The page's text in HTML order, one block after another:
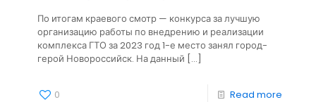
По итогам краевого смотр — конкурса за лучшую
организацию работы по внедрению и реализации
комплекса ГТО за 2023 год 1-е место занял город-
герой Новороссийск. На данный […]
0 Read more